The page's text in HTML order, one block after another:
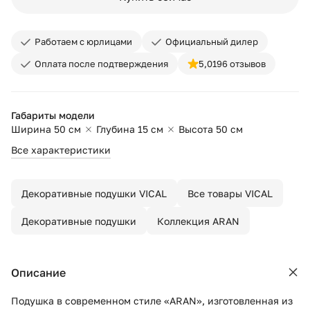
Работаем с юрлицами
Официальный дилер
Оплата после подтверждения
5,0196 отзывов
Габариты модели
Ширина 50 см
Глубина 15 см
Высота 50 см
Все характеристики
Декоративные подушки VICAL Все товары VICAL
Декоративные подушки Коллекция ARAN
Описание
Подушка в современном стиле «ARAN», изготовленная из